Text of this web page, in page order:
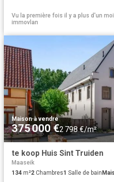
Vu la première fois il y a plus d'un
immovlan
Maison·à vendre
375 000 €2 798 €/m²
te koop Huis Sint Truiden
Maaseik
134 m²2 Chambres1 Salle de bain